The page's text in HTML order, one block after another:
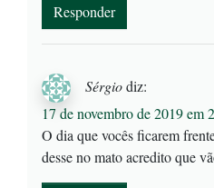
Responder
Sérgiodiz:
17 de novembro de 2019 em
O dia que vocês ficarem
desse no mato acredito que